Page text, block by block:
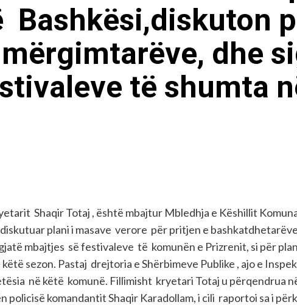
Bashkësi,diskuton
dhe
të shumta
Shaqir Totaj , është mbajtur Mbledhja e Këshillit
plani i masave verore për pritjen e
mbajtjes së festivaleve të komunën e Prizrenit, si për
sezon. Pastaj drejtoria e Shërbimeve Publike , ajo e
në këtë komunë. Fillimisht kryetari Totaj u përqendrua
policisë komandantit Shaqir Karadollam, i cili raportoi sa i